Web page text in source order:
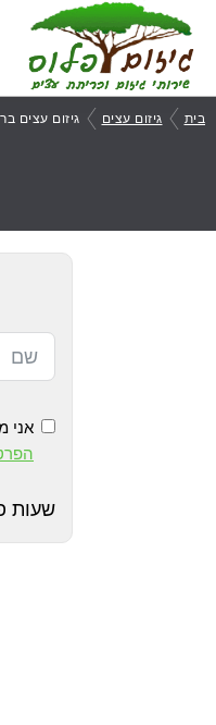
Skip
primary
navigation
Skip
main
content
Skip
footer
גיזום
פלוס
שירותי
מקצועיים
בית גיזום עצים גיזום עצים
אני
שעות פעילות: